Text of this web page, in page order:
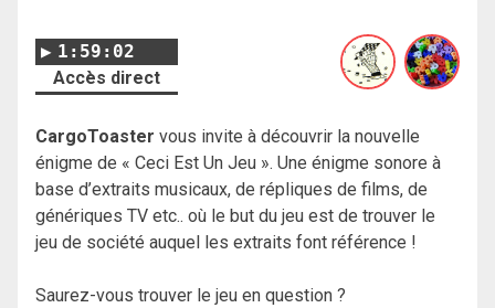
1:59:02
Accès direct
CargoToaster vous invite à découvrir la nouvelle
énigme de « Ceci Est Un Jeu ». Une énigme sonore à
base d’extraits musicaux, de répliques de films, de
génériques TV etc.. où le but du jeu est de trouver le
jeu de société auquel les extraits font référence !
Saurez-vous trouver le jeu en question ?